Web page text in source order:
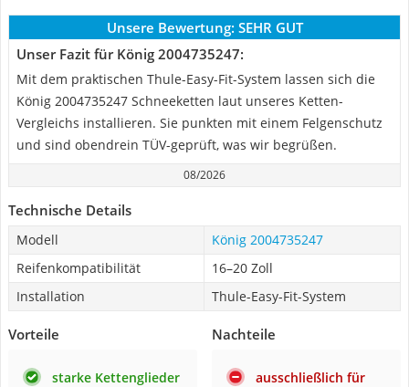
Unsere Bewertung: SEHR GUT
Unser Fazit für König 2004735247:
Mit dem praktischen Thule-Easy-Fit-System lassen sich die
König 2004735247 Schneeketten laut unseres Ketten-
Vergleichs installieren. Sie punkten mit einem Felgenschutz
und sind obendrein TÜV-geprüft, was wir begrüßen.
08/2026
Technische Details
Modell
König 2004735247
Reifenkompatibilität
16–20 Zoll
Installation
Thule-Easy-Fit-System
Vorteile
starke Kettenglieder
Nachteile
ausschließlich für